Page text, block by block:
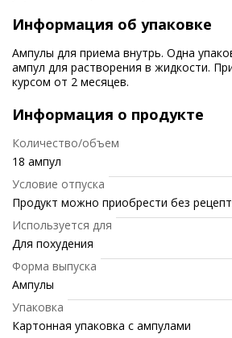
Информация об упаковке
Ампулы для приема внутрь. Одна
ампул для растворения в жидкости.
курсом от 2 месяцев.
Информация о продукте
Количество/объем
18 ампул
Условие отпуска
Продукт можно приобрести без
Используется для
Для похудения
Форма выпуска
Ампулы
Упаковка
Картонная упаковка с ампулами